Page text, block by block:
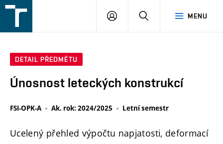
v
MENU
PŘIHLÁŠENÍ
DETAIL PŘEDMĚTU
Únosnost leteckých konstrukcí
FSI-OPK-A Ak. rok: 2024/2025 Letní semestr
Ucelený přehled výpočtu napjatosti, deformací